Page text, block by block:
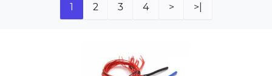
1 2 3 4 > >|